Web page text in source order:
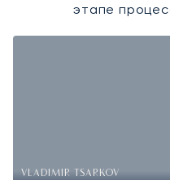
этапе
VLADIMIR TSARKOV